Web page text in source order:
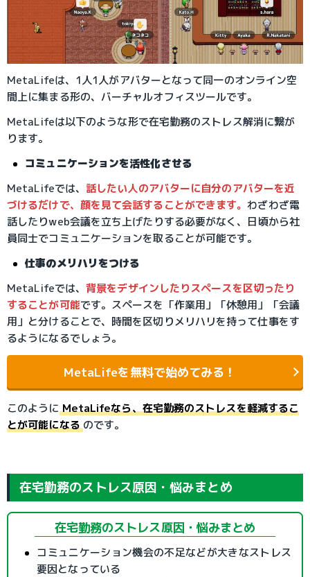
MetaLifeは、1人1人がアバターとなって同一のオンライン空
間上に集まる形の、バーチャルオフィスツールです。
MetaLifeは以下のような形で在宅勤務のストレス解消に繋が
ります。
コミュニケーションを活性化させる
MetaLifeでは、 話したい人のアバターに自分のアバターを近
づけるだけで、顔を見て会話することができます。わざわざ電
話したりweb会議を立ち上げたりする必要がなく、日頃から社
員同士でコミュニケーションを取ることが可能です。
仕事のメリハリをつける
MetaLifeでは、背景をデザインしたりスペースを区切ったり
することが可能です。スペースを「作業用」「休憩用」「会議
用」と分けることで、時間を区切りメリハリを持って仕事をす
るようになるでしょう。
MetaLifeを無料で始めてみる！
このように MetaLifeなら、在宅勤務のストレスを軽減するこ
とが可能になるのです。
在宅勤務のストレス原因・悩みまとめ
在宅勤務のストレス原因・悩みまとめ
コミュニケーション機会の不足などが大きなストレス
要因となっている